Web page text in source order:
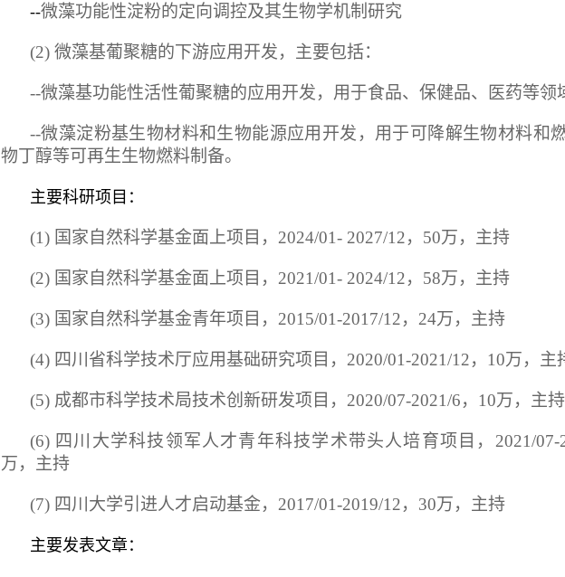
--微藻功能性淀粉的定向调控及其生物学机制研究
(2) 微藻基葡聚糖的下游应用开发，主要包括：
--微藻基功能性活性葡聚糖的应用开发，用于食品、保健品、医药等领
--微藻淀粉基生物材料和生物能源应用开发，用于可降解生物材料和
物丁醇等可再生生物燃料制备。
主要科研项目：
(1) 国家自然科学基金面上项目， 2024/01- 2027/12， 50万，主持
(2) 国家自然科学基金面上项目， 2021/01- 2024/12， 58万，主持
(3) 国家自然科学基金青年项目， 2015/01-2017/12， 24万，主持
(4) 四川省科学技术厅应用基础研究项目， 2020/01-2021/12， 10万，主
(5) 成都市科学技术局技术创新研发项目， 2020/07-2021/6， 10万，主持
(6) 四川大学科技领军人才青年科技学术带头人培育项目， 2021/07-
万，主持
(7) 四川大学引进人才启动基金， 2017/01-2019/12， 30万，主持
主要发表文章：